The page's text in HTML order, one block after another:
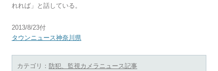
れれば」と話している。
2013/8/23付
タウンニュース神奈川県
カテゴリ： 防犯、監視カメラニュース記事